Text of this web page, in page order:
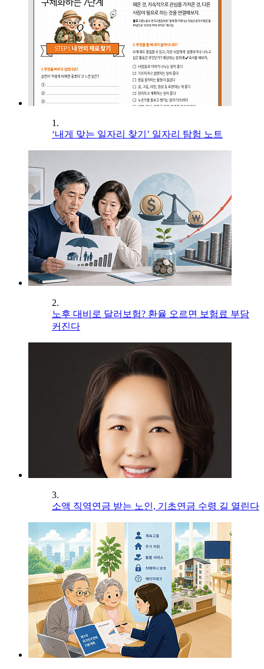
1.
‘내게 맞는 일자리 찾기’ 일자리 탐험 노트
2.
노후 대비로 달러보험? 환율 오르면 보험료 부담
커진다
3.
소액 직역연금 받는 노인, 기초연금 수령 길 열린다